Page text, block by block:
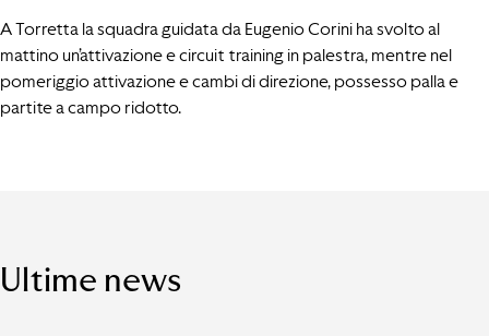
A Torretta la squadra guidata da Eugenio Corini ha svolto al
mattino un’attivazione e circuit training in palestra, mentre nel
pomeriggio attivazione e cambi di direzione, possesso palla e
partite a campo ridotto.
Ultime news